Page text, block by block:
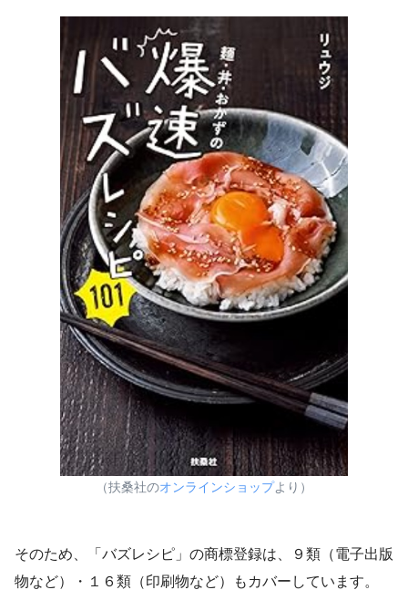
（扶桑社のオンラインショップより）
そのため、「バズレシピ」の商標登録は、９類（電子出版
物など）・１６類（印刷物など）もカバーしています。